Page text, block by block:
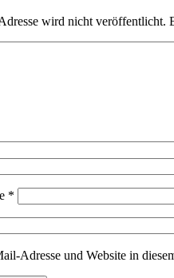
wird nicht veröffentlicht.
*
Adresse und Website in